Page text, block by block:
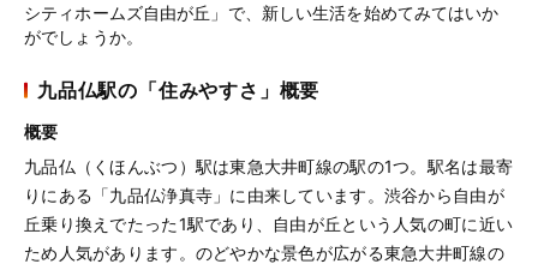
シティホームズ自由が丘」で、新しい生活を始めてみてはいか
がでしょうか。
九品仏駅の「住みやすさ」概要
概要
九品仏（くほんぶつ）駅は東急大井町線の駅の1つ。駅名は最寄
りにある「九品仏浄真寺」に由来しています。渋谷から自由が
丘乗り換えでたった1駅であり、自由が丘という人気の町に近い
ため人気があります。のどやかな景色が広がる東急大井町線の